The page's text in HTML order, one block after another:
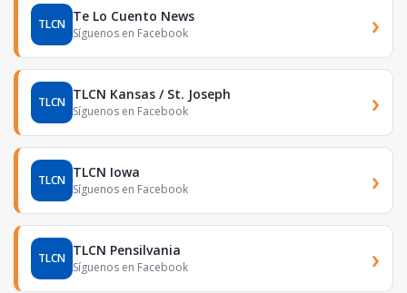
TLCN Te Lo Cuento News
Síguenos en Facebook ›
TLCN TLCN Kansas / St. Joseph
Síguenos en Facebook ›
TLCN TLCN Iowa
Síguenos en Facebook ›
TLCN TLCN Pensilvania
Síguenos en Facebook ›